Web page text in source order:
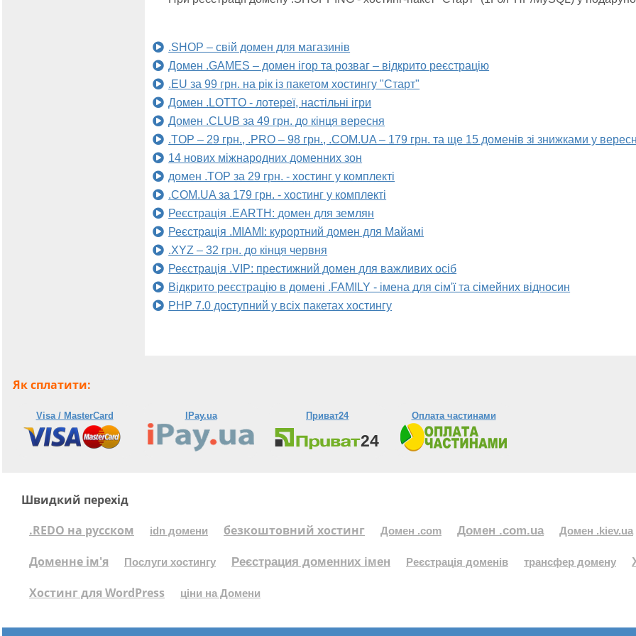
.SHOP – свій домен для магазинів
Домен .GAMES – домен ігор та розваг – відкрито реєстрацію
.EU за 99 грн. на рік із пакетом хостингу "Старт"
Домен .LOTTO - лотереї, настільні ігри
Домен .CLUB за 49 грн. до кінця вересня
.TOP – 29 грн., .PRO – 98 грн., .COM.UA – 179 грн. та ще 15 доменів зі знижками у
14 нових міжнародних доменних зон
домен .TOP за 29 грн. - хостинг у комплекті
.COM.UA за 179 грн. - хостинг у комплекті
Реєстрація .EARTH: домен для землян
Реєстрація .MIAMI: курортний домен для Майамі
.XYZ – 32 грн. до кінця червня
Реєстрація .VIP: престижний домен для важливих осіб
Відкрито реєстрацію в домені .FAMILY - імена для сім'ї та сімейних відносин
PHP 7.0 доступний у всіх пакетах хостингу
Як сплатити:
Visa / MasterCard IPay.ua Приват24 Оплата частинами
Швидкий перехід
.REDO на русском
idn домени безкоштовний хостинг Домен .com Домен .com.ua Домен .kiev.ua
Доменне ім'я Послуги хостингу Реєстрация доменних імен Реєстрація доменів трансфер домену
Хостинг для WordPress ціни на Домени